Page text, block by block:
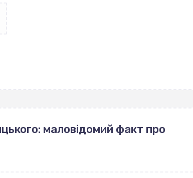
маловідомий факт про